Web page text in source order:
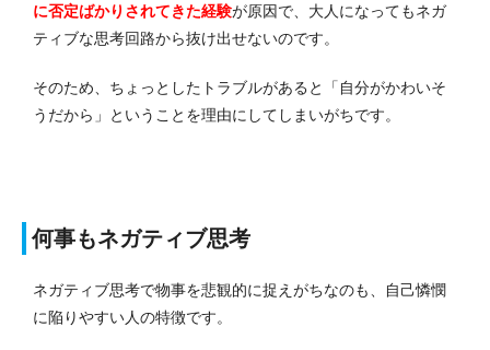
に否定ばかりされてきた経験が原因で、大人になってもネガ
ティブな思考回路から抜け出せないのです。
そのため、ちょっとしたトラブルがあると「自分がかわいそ
うだから」ということを理由にしてしまいがちです。
何事もネガティブ思考
ネガティブ思考で物事を悲観的に捉えがちなのも、自己憐憫
に陥りやすい人の特徴です。